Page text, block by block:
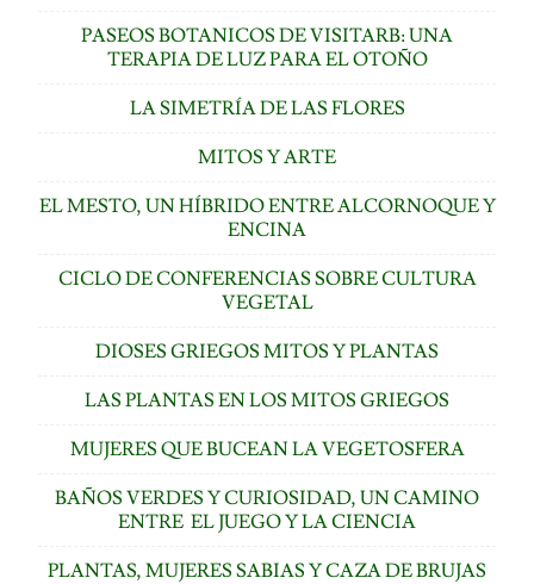
PASEOS BOTANICOS DE VISITARB: UNA
TERAPIA DE LUZ PARA EL OTOÑO
LA SIMETRÍA DE LAS FLORES
MITOS Y ARTE
EL MESTO, UN HÍBRIDO ENTRE ALCORNOQUE Y
ENCINA
CICLO DE CONFERENCIAS SOBRE CULTURA
VEGETAL
DIOSES GRIEGOS MITOS Y PLANTAS
LAS PLANTAS EN LOS MITOS GRIEGOS
MUJERES QUE BUCEAN LA VEGETOSFERA
BAÑOS VERDES Y CURIOSIDAD, UN CAMINO
ENTRE EL JUEGO Y LA CIENCIA
PLANTAS, MUJERES SABIAS Y CAZA DE BRUJAS